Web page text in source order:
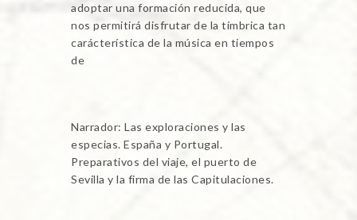
adoptar una formación reducida, que
nos permitirá disfrutar de la tímbrica tan
carácterística de la música en tiempos
de
Narrador: Las exploraciones y las
especias. España y Portugal.
Preparativos del viaje, el puerto de
Sevilla y la firma de las Capitulaciones.